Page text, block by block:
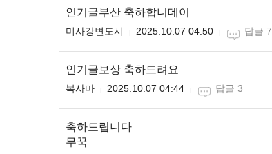
인기글부산 축하합니데이
미사강변도시 2025.10.07 04:50 답글 7
인기글보상 축하드려요
복사마 2025.10.07 04:44 답글 3
축하드립니다
무꾹